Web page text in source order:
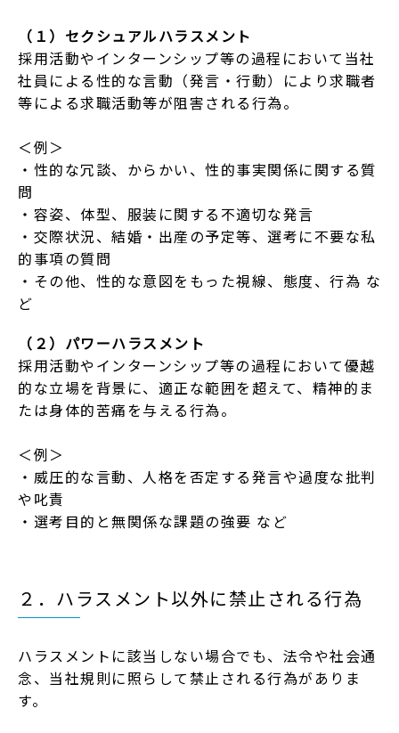
（１）セクシュアルハラスメント
採⽤活動やインターンシップ等の過程において当社
社員による性的な⾔動（発⾔・⾏動）により求職者
等による求職活動等が阻害される⾏為。
＜例＞
・性的な冗談、からかい、性的事実関係に関する質
問
・容姿、体型、服装に関する不適切な発⾔
・交際状況、結婚・出産の予定等、選考に不要な私
的事項の質問
・その他、性的な意図をもった視線、態度、⾏為 な
ど
（２）パワーハラスメント
採⽤活動やインターンシップ等の過程において優越
的な⽴場を背景に、適正な範囲を超えて、精神的ま
たは⾝体的苦痛を与える⾏為。
＜例＞
・威圧的な⾔動、⼈格を否定する発⾔や過度な批判
や叱責
・選考⽬的と無関係な課題の強要 など
２．ハラスメント以外に禁⽌される⾏為
ハラスメントに該当しない場合でも、法令や社会通
念、当社規則に照らして禁⽌される⾏為がありま
す。